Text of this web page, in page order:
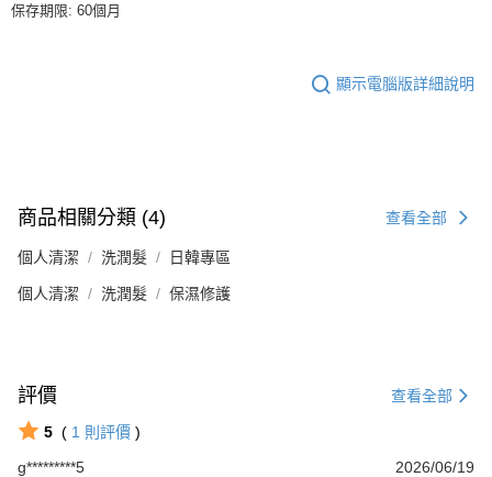
保存期限: 60個月
顯示電腦版詳細說明
商品相關分類 (4) 查看全部
個人清潔 洗潤髮 日韓專區
個人清潔 洗潤髮 保濕修護
評價 查看全部
5 ( 1 則評價 )
g*********5
2026/06/19